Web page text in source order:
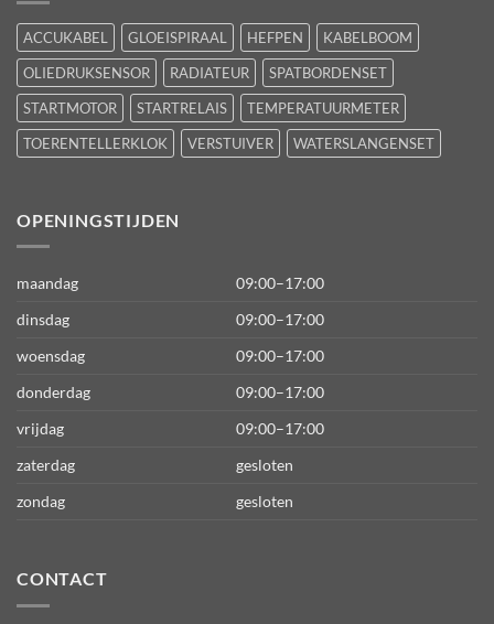
ACCUKABEL GLOEISPIRAAL HEFPEN
KABELBOOM
OLIEDRUKSENSOR
RADIATEUR
SPATBORDENSET
STARTMOTOR
STARTRELAIS
TEMPERATUURMETER
TOERENTELLERKLOK
VERSTUIVER WATERSLANGENSET
OPENINGSTIJDEN
maandag
09:00–17:00
dinsdag
09:00–17:00
woensdag
09:00–17:00
donderdag
09:00–17:00
vrijdag
09:00–17:00
zaterdag
gesloten
zondag
gesloten
CONTACT